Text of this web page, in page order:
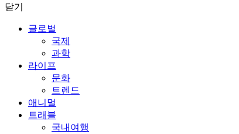
닫기
글로벌
국제
과학
라이프
문화
트렌드
애니멀
트래블
국내여행